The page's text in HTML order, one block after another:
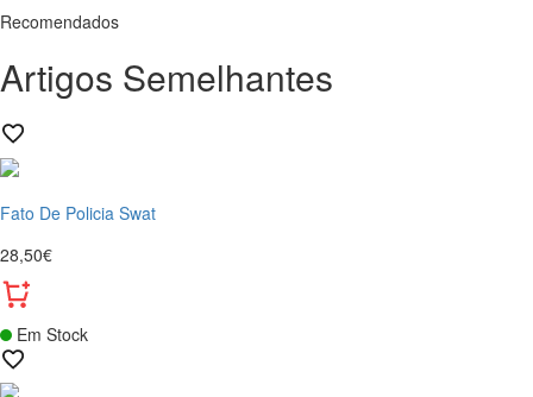
Recomendados
Artigos Semelhantes
Fato De Policia Swat
28,50€
Em Stock